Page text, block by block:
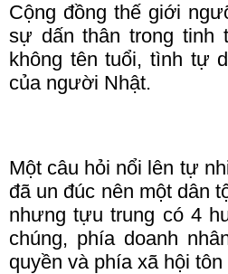
Cộng đồng thế giới
sự dấn thân trong tinh
không tên tuổi, tình tự
của người Nhật.
Một câu hỏi nổi lên tự
đã un đúc nên một dân
nhưng tựu trung có 4
chúng, phía doanh
quyền và phía xã hội tôn